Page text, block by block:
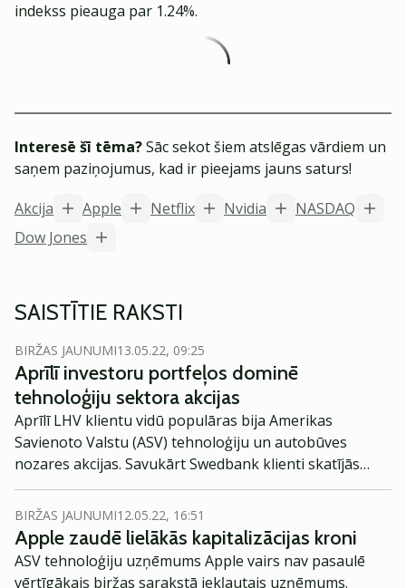
indekss pieauga par 1.24%.
Interesē šī tēma?Sāc sekot šiem atslēgas vārdiem un
saņem paziņojumus, kad ir pieejams jauns saturs!
Akcija
Apple Netflix Nvidia
NASDAQ
Dow Jones
SAISTĪTIE RAKSTI
BIRŽAS JAUNUMI13.05.22, 09:25
Aprīlī investoru portfeļos dominē
tehnoloģiju sektora akcijas
Aprīlī LHV klientu vidū populāras bija Amerikas
Savienoto Valstu (ASV) tehnoloģiju un autobūves
nozares akcijas. Savukārt Swedbank klienti skatījās
tuvāk mājām.
BIRŽAS JAUNUMI12.05.22, 16:51
Apple zaudē lielākās kapitalizācijas kroni
ASV tehnoloģiju uzņēmums Apple vairs nav pasaulē
vērtīgākais biržas sarakstā iekļautais uzņēmums.